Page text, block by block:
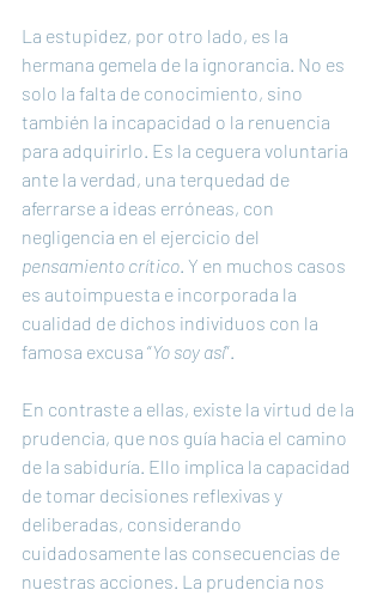
La estupidez, por otro lado, es la
hermana gemela de la ignorancia. No es
solo la falta de conocimiento, sino
también la incapacidad o la renuencia
para adquirirlo. Es la ceguera voluntaria
ante la verdad, una terquedad de
aferrarse a ideas erróneas, con
negligencia en el ejercicio del
pensamiento crítico. Y en muchos casos
es autoimpuesta e incorporada la
cualidad de dichos individuos con la
famosa excusa “Yo soy así”.
En contraste a ellas, existe la virtud de la
prudencia, que nos guía hacia el camino
de la sabiduría. Ello implica la capacidad
de tomar decisiones reflexivas y
deliberadas, considerando
cuidadosamente las consecuencias de
nuestras acciones. La prudencia nos